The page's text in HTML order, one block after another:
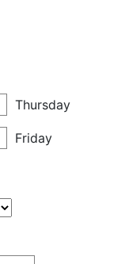
Thursday
Friday